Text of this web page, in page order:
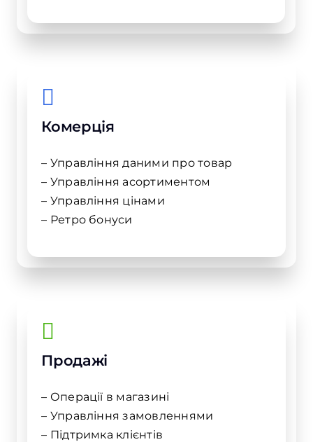
Комерція
– Управління даними про товар
– Управління асортиментом
– Управління цінами
– Ретро бонуси
Продажі
– Операції в магазині
– Управління замовленнями
– Підтримка клієнтів